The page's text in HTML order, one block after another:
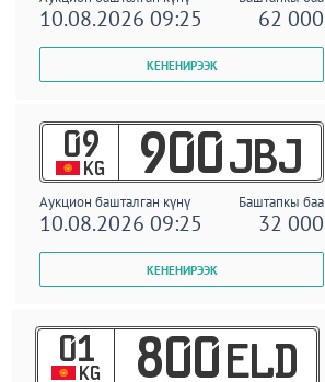
10.08.2026 09:25 62 000
09
KG 900 JBJ
Аукцион башталган күнү Баштапкы баа
10.08.2026 09:25 32 000
01
KG 800 ELD